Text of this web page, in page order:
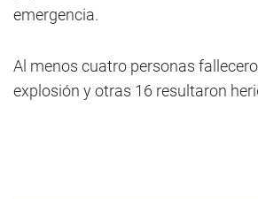
emergencia.
Al menos cuatro personas
explosión y otras 16 resultaron